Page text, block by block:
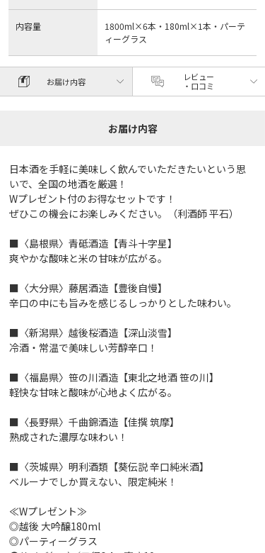
内容量
1800ml×6本・180ml×1本・パーテ
ィーグラス
お届け内容
レビュー
・口コミ
お届け内容
日本酒を手軽に美味しく飲んでいただきたいという思
いで、全国の地酒を厳選！
Wプレゼント付のお得なセットです！
ぜひこの機会にお楽しみください。（利酒師 平石）
■〈島根県〉青砥酒造【青斗十字星】
爽やかな酸味と米の甘味が広がる。
■〈大分県〉藤居酒造【豊後自慢】
辛口の中にも旨みを感じるしっかりとした味わい。
■〈新潟県〉越後桜酒造【深山淡雪】
冷酒・常温で美味しい芳醇辛口！
■〈福島県〉笹の川酒造【東北之地酒 笹の川】
軽快な甘味と酸味が心地よく広がる。
■〈長野県〉千曲錦酒造【佳撰 筑摩】
熟成された濃厚な味わい！
■〈茨城県〉明利酒類【葵伝説 辛口純米酒】
ベルーナでしか買えない、限定純米！
≪Wプレゼント≫
◎越後 大吟醸180ml
◎パーティーグラス